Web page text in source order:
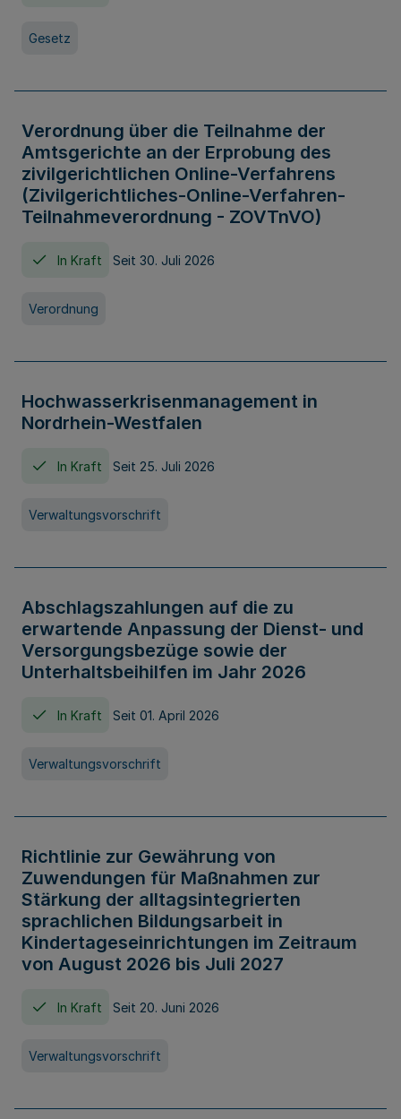
Gesetz
Verordnung über die Teilnahme der
Amtsgerichte an der Erprobung des
zivilgerichtlichen Online-Verfahrens
(Zivilgerichtliches-Online-Verfahren-
Teilnahmeverordnung - ZOVTnVO)
In Kraft Seit 30. Juli 2026
Verordnung
Hochwasserkrisenmanagement in
Nordrhein-Westfalen
In Kraft Seit 25. Juli 2026
Verwaltungsvorschrift
Abschlagszahlungen auf die zu
erwartende Anpassung der Dienst- und
Versorgungsbezüge sowie der
Unterhaltsbeihilfen im Jahr 2026
In Kraft Seit 01. April 2026
Verwaltungsvorschrift
Richtlinie zur Gewährung von
Zuwendungen für Maßnahmen zur
Stärkung der alltagsintegrierten
sprachlichen Bildungsarbeit in
Kindertageseinrichtungen im Zeitraum
von August 2026 bis Juli 2027
In Kraft Seit 20. Juni 2026
Verwaltungsvorschrift